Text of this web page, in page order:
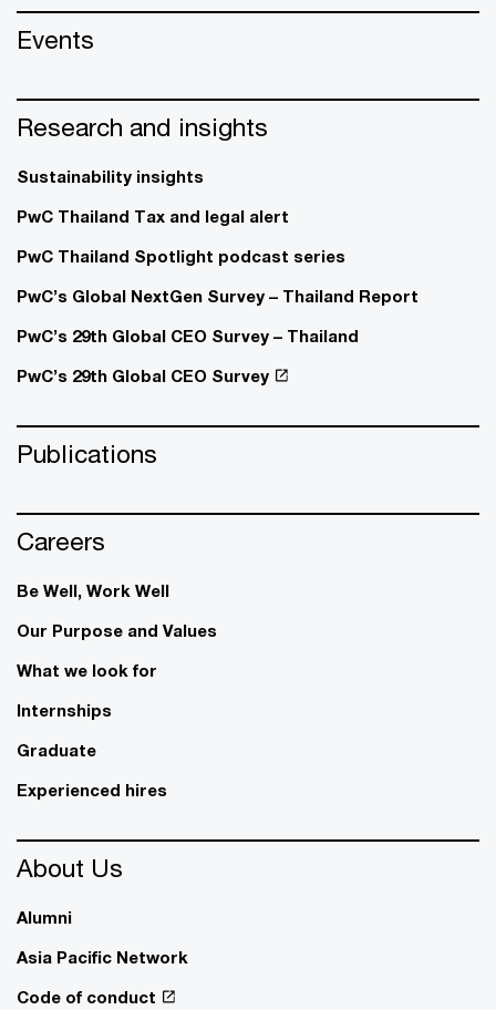
Events
Research and insights
Sustainability insights
PwC Thailand Tax and legal alert
PwC Thailand Spotlight podcast series
PwC’s Global NextGen Survey – Thailand Report
PwC’s 29th Global CEO Survey – Thailand
PwC’s 29th Global CEO Survey
Publications
Careers
Be Well, Work Well​
Our Purpose and Values
What we look for
Internships
Graduate
Experienced hires
About Us
Alumni
Asia Pacific Network
Code of conduct